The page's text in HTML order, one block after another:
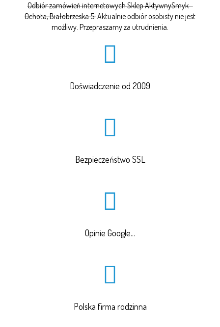
Odbiór zamówień internetowych Sklep AktywnySmyk -
Ochota, Białobrzeska 5.Aktualnie odbiór osobisty nie jest
możliwy. Przepraszamy za utrudnienia.
Doświadczenie od 2009
Bezpieczeństwo SSL
Opinie Google...
Polska firma rodzinna